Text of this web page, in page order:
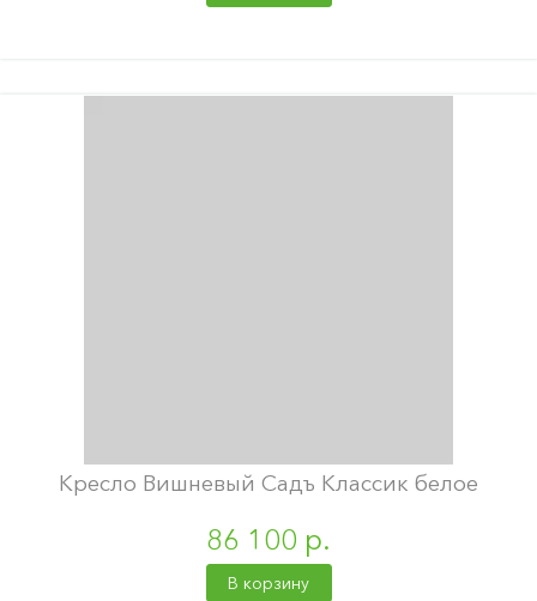
Кресло Вишневый Садъ Классик белое
86 100 р.
В корзину